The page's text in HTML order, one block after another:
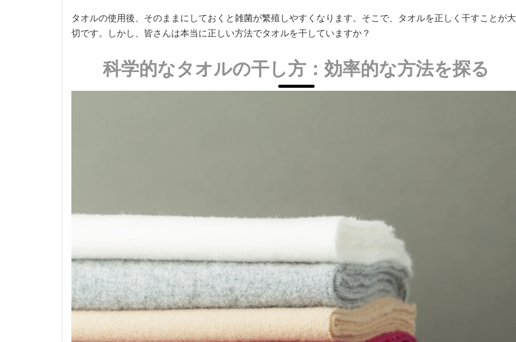
タオルの使用後、そのままにしておくと雑菌が繁殖しやすくなります。そこで、タオルを正しく干すことが大
切です。しかし、皆さんは本当に正しい方法でタオルを干していますか？
科学的なタオルの干し方：効率的な方法を探る